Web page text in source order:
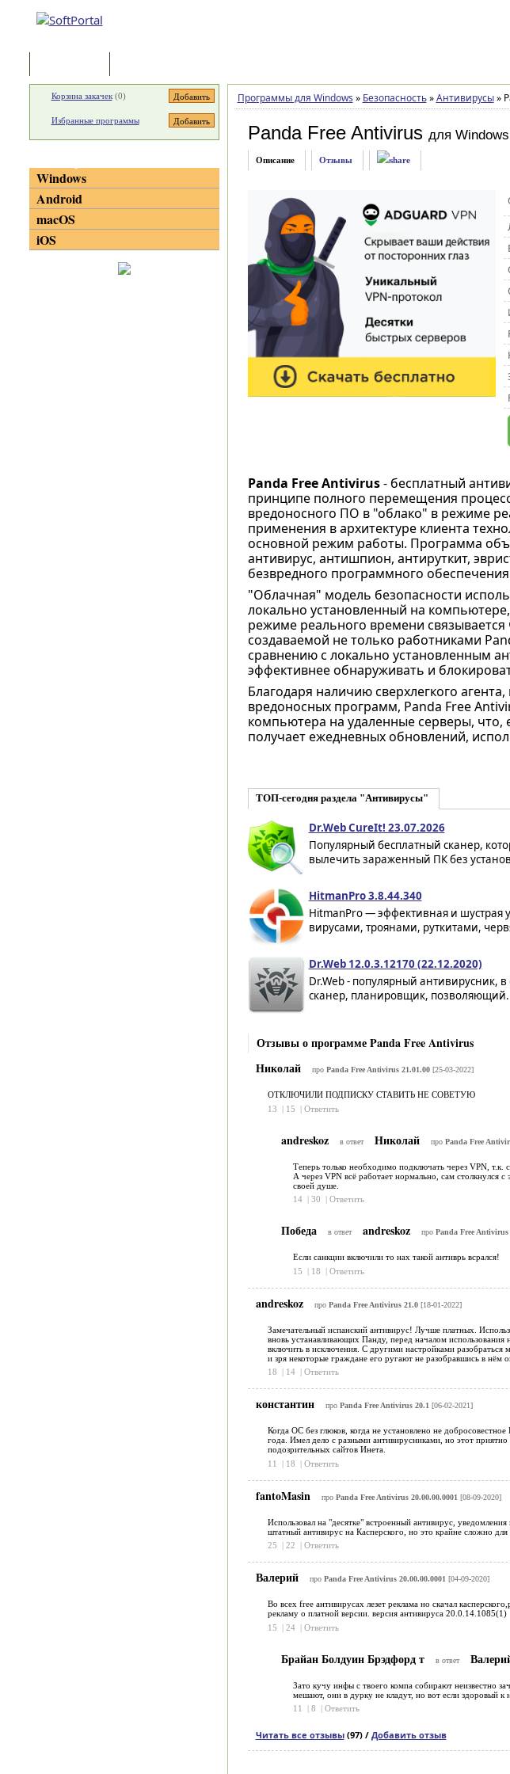
Программы для Windows » Безопасность » Антивирусы »
Panda Free Antivirus для Windows
Описание Отзывы
Panda Free Antivirus- бесплатный
принципе полного перемещения
вредоносного ПО в "облако" в режиме
применения в архитектуре клиента
основной режим работы. Программа
антивирус, антишпион, антируткит,
безвредного программного
"Облачная" модель безопасности
локально установленный на
режиме реального времени
создаваемой не только работниками
сравнению с локально установленным
эффективнее обнаруживать и
Благодаря наличию сверхлегкого
вредоносных программ, Panda Free
компьютера на удаленные серверы, что,
получает ежедневных обновлений,
ТОП-сегодня раздела "Антивирусы"
Dr.Web CureIt! 23.07.2026
Популярный бесплатный сканер,
вылечить зараженный ПК без
HitmanPro 3.8.44.340
HitmanPro — эффективная и шустрая
вирусами, троянами, руткитами,
Dr.Web 12.0.3.12170 (22.12.2020)
Dr.Web - популярный антивирусник, в
сканер, планировщик,
Отзывы о программе Panda Free Antivirus
Николай
про Panda Free Antivirus 21.01.00[25-03-2022]
ОТКЛЮЧИЛИ ПОДПИСКУ СТАВИТЬ НЕ СОВЕТУЮ
13
| 15 | Ответить
andreskoz в ответ Николай про Panda Free
Теперь только необходимо подключать через VPN, т.к.
А через VPN всё работает нормально, сам
своей душе.
14 | 30 | Ответить
Победа в ответ andreskoz про Panda Free Antivirus
Если санкции включили то нах такой антиврь всрался!
15
| 18 | Ответить
andreskoz про Panda Free Antivirus 21.0[18-01-2022]
Замечательный испанский антивирус! Лучше платных.
вновь устанавливающих Панду, перед началом
включить в исключения. С другими настройками
и зря некоторые граждане его ругают не разобравшись в нём
18
| 14 | Ответить
константин про Panda Free Antivirus 20.1 [06-02-2021]
Когда ОС без глюков, когда не установлено не
года. Имел дело с разными антивирусниками, но этот приятно
подозрительных сайтов Инета.
11
| 18 | Ответить
fantoMasin про Panda Free Antivirus 20.00.00.0001 [08-09-2020]
Использовал на "десятке" встроенный антивирус,
штатный антивирус на Касперского, но это крайне сложно
25
| 22 | Ответить
Валерий про Panda Free Antivirus 20.00.00.0001 [04-09-2020]
Во всех free антивирусах лезет реклама но скачал
рекламу о платной версии. версия антивируса 20.0.14.1085(1)
15
| 24 | Ответить
Брайан Болдуин Брэдфорд т в ответ
Зато кучу инфы с твоего компа собирают неизвестно
мешают, они в дурку не кладут, но вот если здоровый к
11
| 8 | Ответить
Читать все отзывы(97) / Добавить отзыв
Корзина закачек(0)
Избранные программы
Windows
Android
macOS
iOS